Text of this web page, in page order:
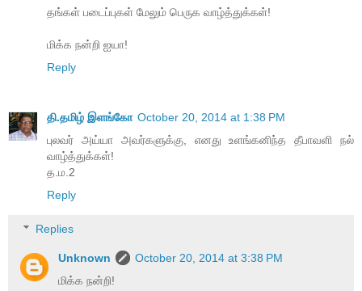
தங்கள் படைப்புகள் மேலும் பெருக வாழ்த்துக்கள்!
மிக்க நன்றி ஐயா!
Reply
தி.தமிழ் இளங்கோ October 20, 2014 at 1:38 PM
புலவர் அய்யா அவர்களுக்கு, எனது உளங்கனிந்த தீபாவளி நல்
வாழ்த்துக்கள்!
த.ம.2
Reply
Replies
Unknown
October 20, 2014 at 3:38 PM
மிக்க நன்றி!